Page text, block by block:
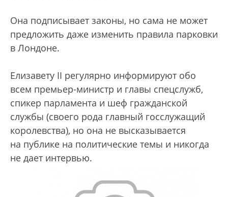
Она подписывает законы, но сама не может
предложить даже изменить правила парковки
в Лондоне.
Елизавету II регулярно информируют обо
всем премьер-министр и главы спецслужб,
спикер парламента и шеф гражданской
службы (своего рода главный госслужащий
королевства), но она не высказывается
на публике на политические темы и никогда
не дает интервью.